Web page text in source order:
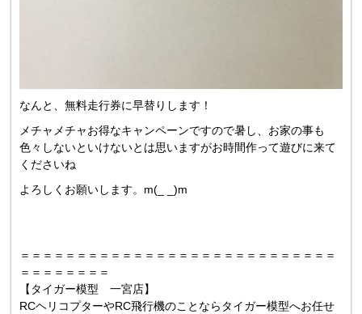
なんと、無料走行券に早替りします！
メチャメチャお得なキャンペーンですので暑し、お家の事も
色々しないといけないとは思いますがお時間作って遊びに来て
くださいね
よろしくお願いします。m(_ _)m
＝＝＝＝＝＝＝＝＝＝＝＝＝＝＝＝＝＝＝＝＝＝＝＝＝＝＝＝
＝＝＝＝＝＝＝＝
【タイガー模型 一宮店】
RCヘリコプターやRC飛行機のことならタイガー模型へお任せ